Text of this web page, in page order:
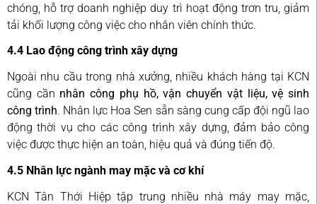
chóng, hỗ trợ doanh nghiệp duy trì hoạt động trơn tru, giảm
tải khối lượng công việc cho nhân viên chính thức.
4.4 Lao động công trình xây dựng
Ngoài nhu cầu trong nhà xưởng, nhiều khách hàng tại KCN
cũng cần nhân công phụ hồ, vận chuyển vật liệu, vệ sinh
công trình. Nhân lực Hoa Sen sẵn sàng cung cấp đội ngũ lao
động thời vụ cho các công trình xây dựng, đảm bảo công
việc được thực hiện an toàn, hiệu quả và đúng tiến độ.
4.5 Nhân lực ngành may mặc và cơ khí
KCN Tân Thới Hiệp tập trung nhiều nhà máy may mặc,